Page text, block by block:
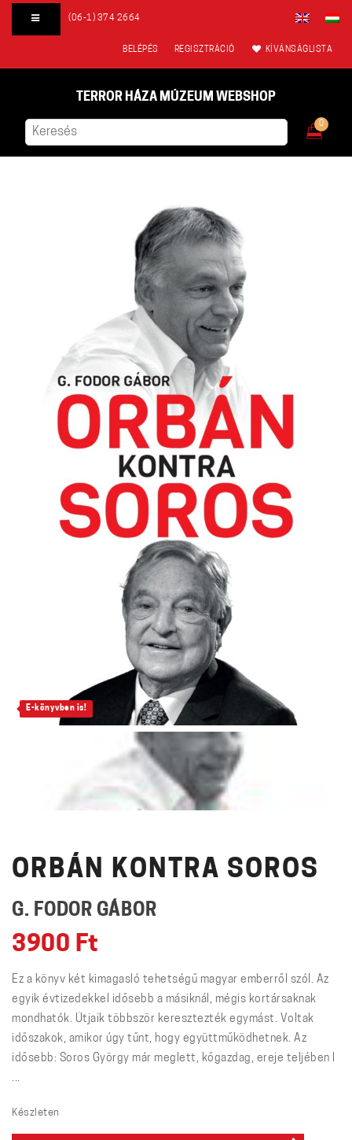
(06-1) 374 2664
BELÉPÉS REGISZTRÁCIÓ KÍVÁNSÁGLISTA
TERROR HÁZA MÚZEUM WEBSHOP
0
E-könyvben is!
ORBÁN KONTRA SOROS
G. FODOR GÁBOR
3900 Ft
Ez a könyv két kimagasló tehetségű magyar emberről szól. Az
egyik évtizedekkel idősebb a másiknál, mégis kortársaknak
mondhatók. Útjaik többször keresztezték egymást. Voltak
időszakok, amikor úgy tűnt, hogy együttműködhetnek. Az
idősebb: Soros György már meglett, kőgazdag, ereje teljében l
...
Készleten